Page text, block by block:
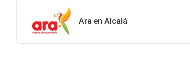
Ara en Alcalá